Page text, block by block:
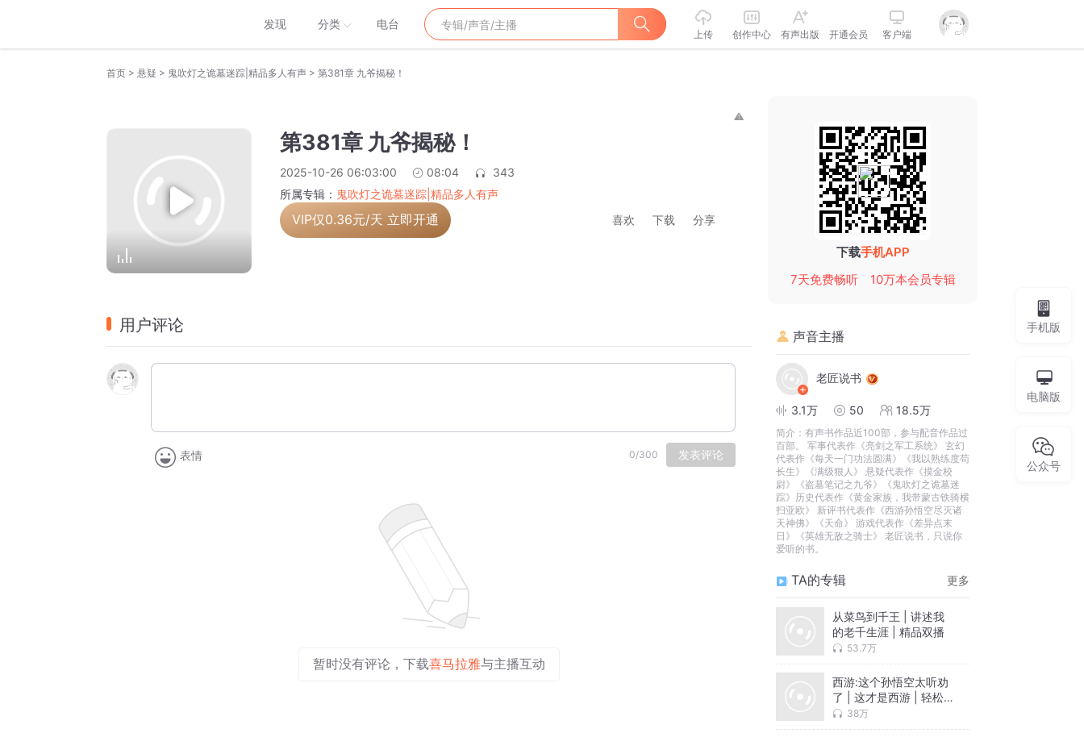
发现 分类 电台
上传 创作中心 有声出版 开通会员 客户端
首页 > 悬疑 > 鬼吹灯之诡墓迷踪|精品多人有声 > 第381章 九爷揭秘！
第381章 九爷揭秘！
2025-10-26 06:03:00 08:04
343
所属专辑： 鬼吹灯之诡墓迷踪|精品多人有声
VIP仅0.36元/天 立即开通 喜欢 下载 分享
用户评论
表情 0/300 发表评论
暂时没有评论，下载喜马拉雅与主播互动
下载手机APP
7天免费畅听
10万本会员专辑
声音主播
老匠说书
3.1万 50 18.5万
简介： 有声书作品近100部，参与配音作品过
百部。 军事代表作《亮剑之军工系统》 玄幻
代表作《每天一门功法圆满》《我以熟练度苟
长生》《满级狠人》 悬疑代表作《摸金校
尉》《盗墓笔记之九爷》《鬼吹灯之诡墓迷
踪》历史代表作《黄金家族，我带蒙古铁骑横
扫亚欧》 新评书代表作《西游孙悟空尽灭诸
天神佛》《天命》 游戏代表作《差异点末
日》《英雄无敌之骑士》 老匠说书，只说你
爱听的书。
TA的专辑 更多
从菜鸟到千王 | 讲述我
的老千生涯 | 精品双播
53.7万
西游:这个孙悟空太听劝
了 | 这才是西游 | 轻松
搞笑 | 趣味无限
38万
手机版
电脑版
公众号